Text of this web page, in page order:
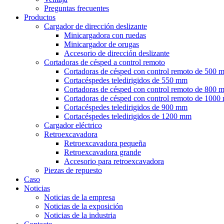
Preguntas frecuentes
Productos
Cargador de dirección deslizante
Minicargadora con ruedas
Minicargador de orugas
Accesorio de dirección deslizante
Cortadoras de césped a control remoto
Cortadoras de césped con control remoto de 500
Cortacéspedes teledirigidos de 550 mm
Cortadoras de césped con control remoto de 800
Cortadoras de césped con control remoto de 1000
Cortacéspedes teledirigidos de 900 mm
Cortacéspedes teledirigidos de 1200 mm
Cargador eléctrico
Retroexcavadora
Retroexcavadora pequeña
Retroexcavadora grande
Accesorio para retroexcavadora
Piezas de repuesto
Caso
Noticias
Noticias de la empresa
Noticias de la exposición
Noticias de la industria